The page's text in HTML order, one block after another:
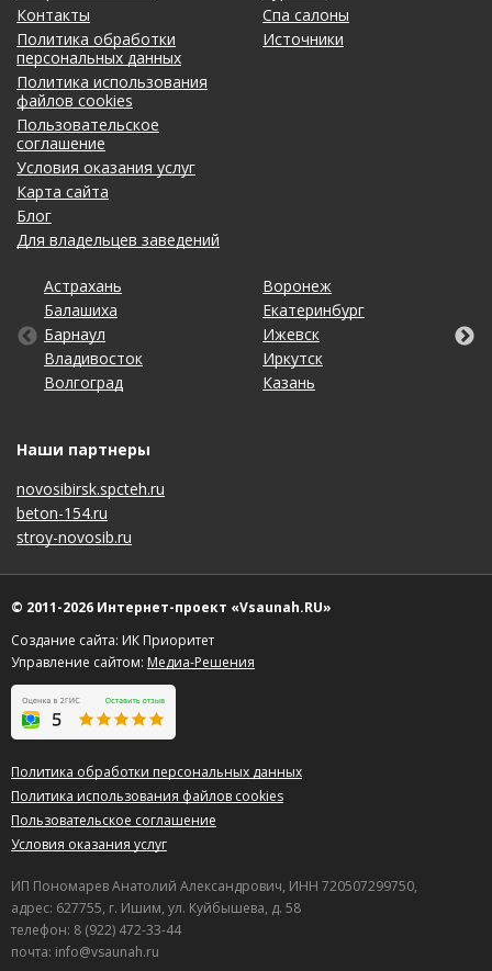
Контакты
Политика обработки
персональных данных
Политика использования
файлов cookies
Пользовательское
соглашение
Условия оказания услуг
Карта сайта
Блог
Для владельцев заведений
Спа салоны
Источники
Астрахань
Балашиха
Барнаул
Владивосток
Волгоград
Воронеж
Екатеринбург
Ижевск
Иркутск
Казань
Калининград
Кемерово
Киров
Краснодар
Красноярск
Липецк
Махачкала
Москва
Набережные Челны
Нижний Новгород
Омск
Оренбург
Пенза
Пермь
Ростов-на-Дону
Рязань
Самара
Санкт-Петербург
Саратов
Ставрополь
Тольятти
Томск
Тула
Тюмень
Ульяновск
Уфа
Хабаровск
Чебоксары
Челябинск
Ярославль
Наши партнеры
novosibirsk.spcteh.ru
beton-154.ru
stroy-novosib.ru
© 2011-2026 Интернет-проект «Vsaunah.RU»
Создание сайта: ИК Приоритет
Управление сайтом: Медиа-Решения
Политика обработки персональных данных
Политика использования файлов cookies
Пользовательское соглашение
Условия оказания услуг
ИП Пономарев Анатолий Александрович, ИНН 720507299750,
адрес: 627755, г. Ишим, ул. Куйбышева, д. 58
телефон: 8 (922) 472-33-44
почта: info@vsaunah.ru